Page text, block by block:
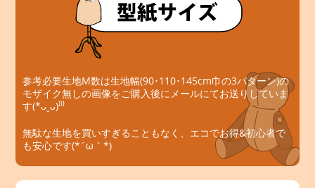
参考必要生地M数は生地幅(90･110･145cm巾の3パターン)の
モザイク無しの画像をご購入後にメールにてお送りしていま
す(*ᴗˬᴗ)⁾⁾⁾
無駄な生地を買いすぎることもなく、エコでお得&初心者で
も安心です(*´ω｀*)